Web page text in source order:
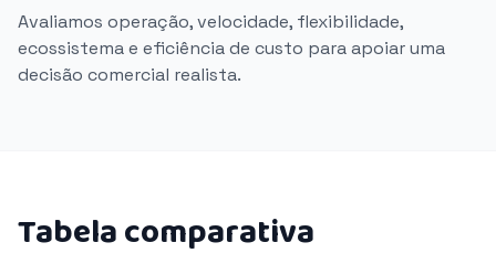
Avaliamos operação, velocidade, flexibilidade,
ecossistema e eficiência de custo para apoiar uma
decisão comercial realista.
Tabela comparativa